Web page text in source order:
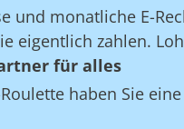
und monatliche E-
eigentlich zahlen.
für alles
haben Sie